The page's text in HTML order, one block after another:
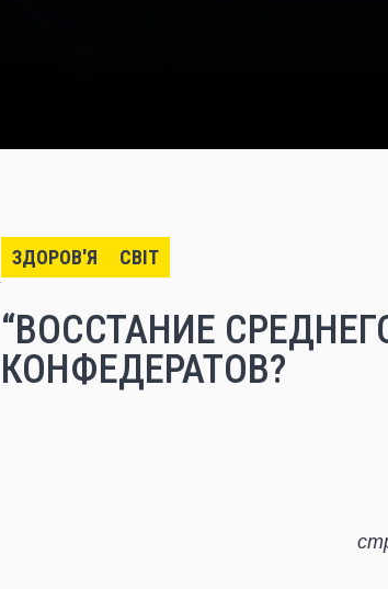
ЗДОРОВ'Я СВІТ
“ВОССТАНИЕ
КОНФЕДЕРАТОВ?